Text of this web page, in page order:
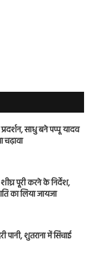
साधु बने पप्पू यादव
चढ़ावा
शीघ्र पूरी करने के निर्देश,
का लिया जायजा
पानी, शुतराना में सिंचाई